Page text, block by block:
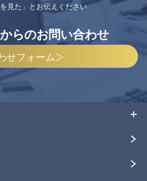
見た」とお伝えください
らのお問い合わせ
せフォーム